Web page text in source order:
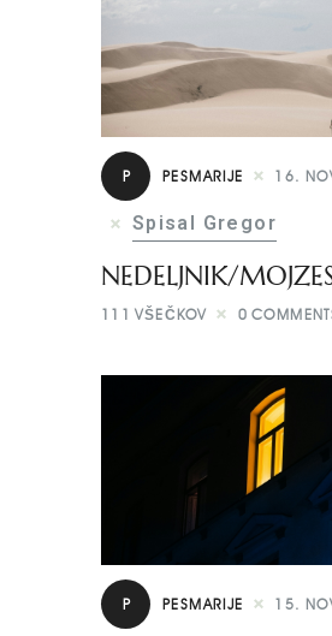
P PESMARIJE 16.
Spisal Gregor
NEDELJNIK/
111 VŠEČKOV 0
P PESMARIJE 15.